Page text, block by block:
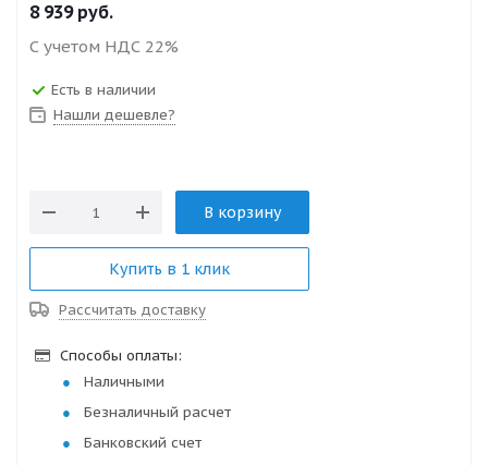
8 939руб.
С учетом НДС 22%
Есть в наличии
Нашли дешевле?
В корзину
Купить в 1 клик
Рассчитать доставку
Способы оплаты:
Наличными
Безналичный расчет
Банковский счет